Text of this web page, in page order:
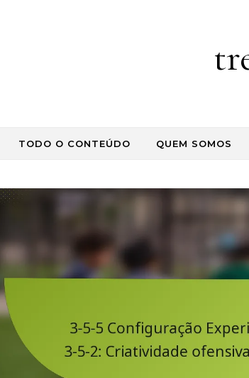
TODO O CONTEÚDO QUEM SOMOS